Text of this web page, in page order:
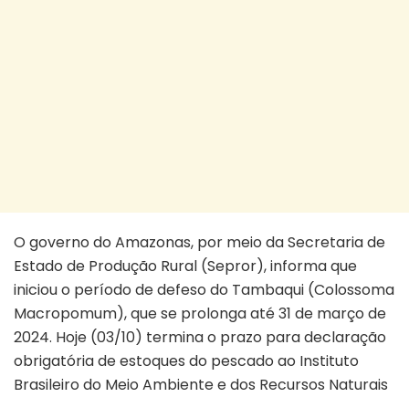
O governo do Amazonas, por meio da Secretaria de
Estado de Produção Rural (Sepror), informa que
iniciou o período de defeso do Tambaqui (Colossoma
Macropomum), que se prolonga até 31 de março de
2024. Hoje (03/10) termina o prazo para declaração
obrigatória de estoques do pescado ao Instituto
Brasileiro do Meio Ambiente e dos Recursos Naturais